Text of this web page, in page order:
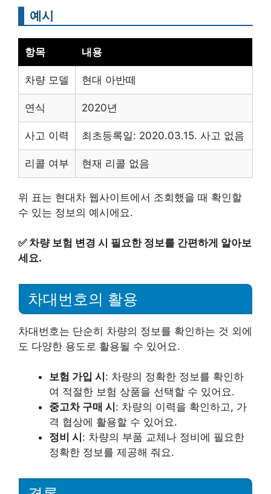
예시
항목 내용
차량 모델 현대 아반떼
연식 2020년
사고 이력 최초등록일: 2020.03.15. 사고 없음
리콜 여부 현재 리콜 없음
위 표는 현대차 웹사이트에서 조회했을 때 확인할
수 있는 정보의 예시에요.
✅ 차량 보험 변경 시 필요한 정보를 간편하게 알아보
세요.
차대번호의 활용
차대번호는 단순히 차량의 정보를 확인하는 것 외에
도 다양한 용도로 활용될 수 있어요.
보험 가입 시 : 차량의 정확한 정보를 확인하
여 적절한 보험 상품을 선택할 수 있어요.
중고차 구매 시 : 차량의 이력을 확인하고, 가
격 협상에 활용할 수 있어요.
정비 시 : 차량의 부품 교체나 정비에 필요한
정확한 정보를 제공해 줘요.